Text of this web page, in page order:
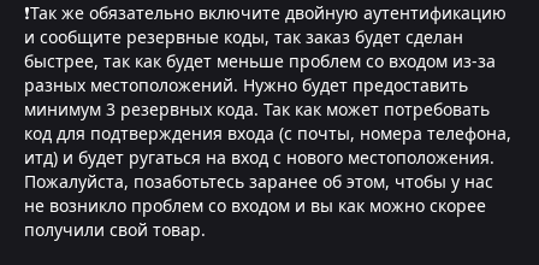
❗Так же обязательно включите двойную аутентификацию
и сообщите резервные коды, так заказ будет сделан
быстрее, так как будет меньше проблем со входом из-за
разных местоположений. Нужно будет предоставить
минимум 3 резервных кода. Так как может потребовать
код для подтверждения входа (с почты, номера телефона,
итд) и будет ругаться на вход с нового местоположения.
Пожалуйста, позаботьтесь заранее об этом, чтобы у нас
не возникло проблем со входом и вы как можно скорее
получили свой товар.